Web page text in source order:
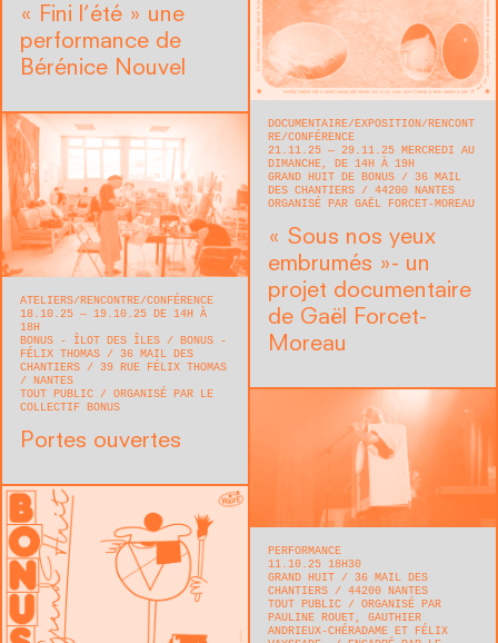
« Fini l’été » une
performance de
Bérénice Nouvel
DOCUMENTAIRE EXPOSITION
RENCONT
RE/CONFÉRENCE
21.11.25 — 29.11.25 MERCREDI AU
DIMANCHE, DE 14H À 19H
GRAND HUIT DE BONUS
36 MAIL
DES CHANTIERS
44200 NANTES
ORGANISÉ PAR GAËL FORCET-MOREAU
« Sous nos yeux
embrumés »- un
projet documentaire
de Gaël Forcet-
Moreau
ATELIERS RENCONTRE/CONFÉRENCE
18.10.25 — 19.10.25 DE 14H À
18H
BONUS - ÎLOT DES ÎLES / BONUS -
FÉLIX THOMAS
36 MAIL DES
CHANTIERS / 39 RUE FÉLIX THOMAS
NANTES
TOUT PUBLIC
ORGANISÉ PAR LE
COLLECTIF BONUS
Portes ouvertes
PERFORMANCE
11.10.25 18H30
GRAND HUIT
36 MAIL DES
CHANTIERS
44200 NANTES
TOUT PUBLIC
ORGANISÉ PAR
PAULINE ROUET, GAUTHIER
ANDRIEUX-CHÉRADAME ET FÉLIX